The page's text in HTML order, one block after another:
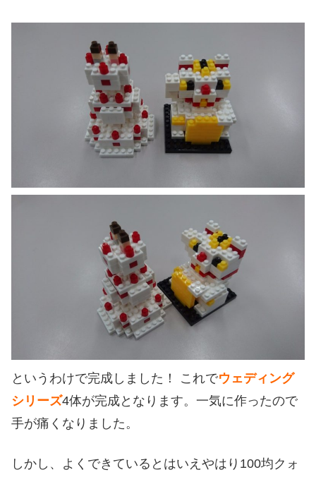
というわけで完成しました！ これでウェディング
シリーズ4体が完成となります。一気に作ったので
手が痛くなりました。
しかし、よくできているとはいえやはり100均クォ